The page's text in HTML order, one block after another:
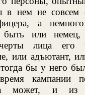
в нем не совсем
а
быть или
лица его
или адъютант,
бы у него
кампании
а может, и из